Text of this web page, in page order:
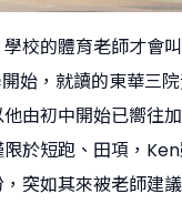
學校的體育老師才會
始，就讀的東華三
由初中開始已嚮往
於短跑、田項，
突如其來被老師建